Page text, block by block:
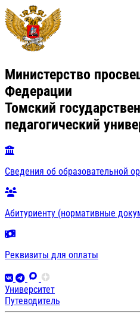
Министерство
Федерации
Томский
педагогический
Сведения об образовательной
Абитуриенту (нормативные
Реквизиты для оплаты
Университет
Путеводитель